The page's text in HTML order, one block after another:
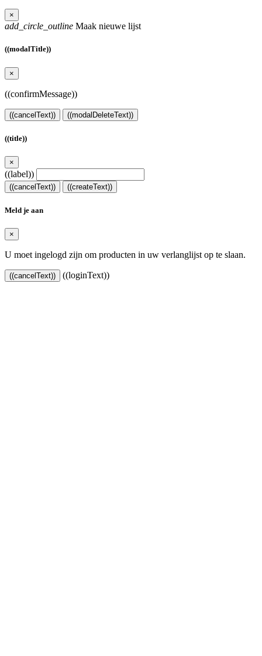
×
add_circle_outline Maak nieuwe lijst
((modalTitle))
×
((confirmMessage))
((cancelText)) ((modalDeleteText))
((title))
×
((label))
((cancelText)) ((createText))
Meld je aan
×
U moet ingelogd zijn om producten in uw verlanglijst op te slaan.
((cancelText)) ((loginText))